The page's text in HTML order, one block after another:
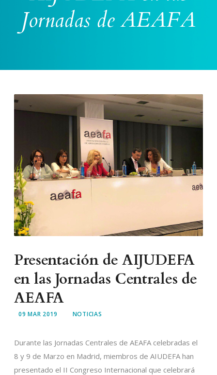
Jornadas de AEAFA
Presentación de AIJUDEFA
en las Jornadas Centrales de
AEAFA
09 MAR 2019 NOTICIAS
Durante las Jornadas Centrales de AEAFA celebradas el
8 y 9 de Marzo en Madrid, miembros de AIUDEFA han
presentado el II Congreso Internacional que celebrará